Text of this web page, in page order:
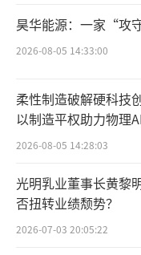
64亿元，同比下
万泰生物
二价宫颈癌疫苗
及市场竞争、降
去年同期回落。
经济学家、
万泰生物的九价
整个九价HPV疫
昊华能源：一家“攻
2026-08-05 14:33:00
柔性制造破解硬科技
以制造平权助力物理
2026-08-05 14:28:03
光明乳业董事长黄黎
否扭转业绩颓势？
2026-07-03 20:05:22